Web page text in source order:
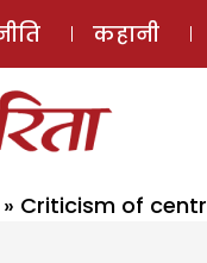
कहानी
» Criticism of